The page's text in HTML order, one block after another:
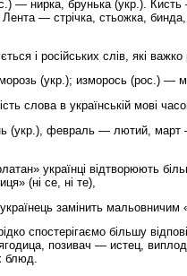
— нирка, брунька (укр.).
Лента — стрічка, стьожка,
і російських слів, які важко
(укр.); изморось (рос.) —
слова в українській мові
(укр.), февраль — лютий,
українці відтворюють
(ні се, ні те),
замінить мальовничим
спостерігаємо більшу
позивач — истец,
блюд.